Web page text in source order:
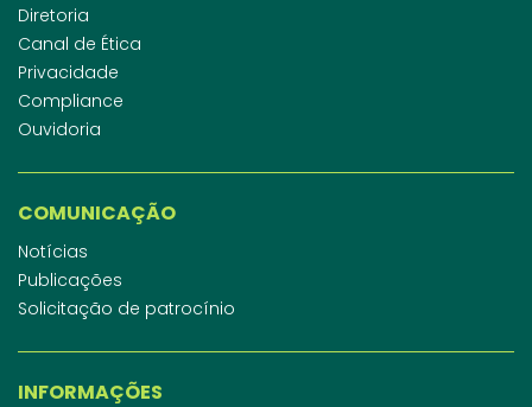
Diretoria
Canal de Ética
Privacidade
Compliance
Ouvidoria
COMUNICAÇÃO
Notícias
Publicações
Solicitação de patrocínio
INFORMAÇÕES